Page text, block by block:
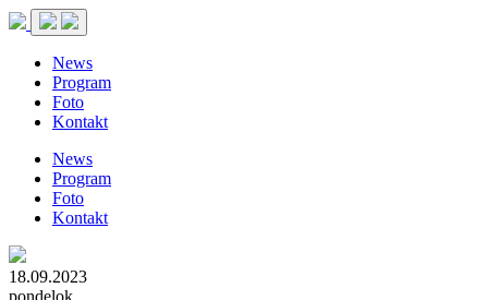
News
Program
Foto
Kontakt
News
Program
Foto
Kontakt
18.09.2023
pondelok